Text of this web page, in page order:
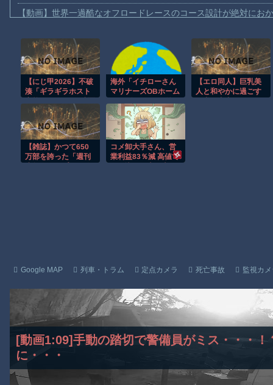
【動画】世界一過酷なオフロードレースのコース設計が絶対にお
ｗｗｗｗ
【珍事】サッカーの試合が原因で交通事故が起きてしまう。
【動画】急病人？横須賀の国道16号でおかしな事故が撮影される
Amazon「マンガ毎週末セール（50%還元）」アツいスポーツマ
【群馬】デカいNinja乗りさん、後方確認しない軽四に当てられて
【動画】ビッグフットの正体が判明
【動画】DJI Neo2で釣りの自撮りをしようとした男の悲劇（ノ∇`
【にじ甲2026】不破
湊「ギラギラホスト
＆超名門到達で完
結！公式戦通算52勝
を叩き出した堅実×大
胆の神采配
海外「イチローさん
マリナーズOBホーム
しましたよ」
【エロ同人】巨乳美
人と和やかに過ごす
【雑誌】かつて650
万部を誇った「週刊
コメ卸大手さん、営
業利益83％減 高値で
Google MAP 列車・トラム 定点カメラ 死亡事故 監視カ
[動画1:09]手動の踏切で警備員がミス・・・
に・・・